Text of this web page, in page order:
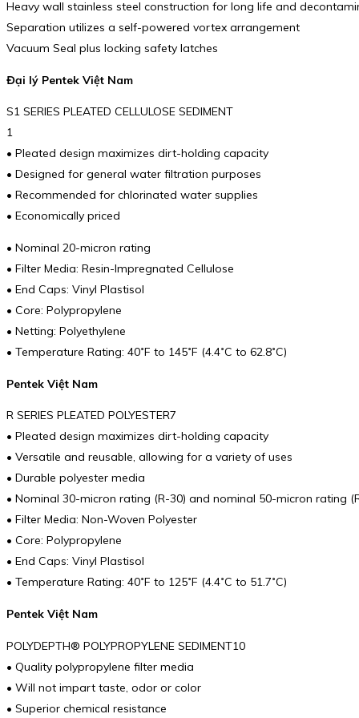
Heavy wall stainless steel construction for long life and
Separation utilizes a self-powered vortex arrangement
Vacuum Seal plus locking safety latches
Đại lý Pentek Việt Nam
S1 SERIES PLEATED CELLULOSE SEDIMENT
1
• Pleated design maximizes dirt-holding capacity
• Designed for general water filtration purposes
• Recommended for chlorinated water supplies
• Economically priced
• Nominal 20-micron rating
• Filter Media: Resin-Impregnated Cellulose
• End Caps: Vinyl Plastisol
• Core: Polypropylene
• Netting: Polyethylene
• Temperature Rating: 40˚F to 145˚F (4.4˚C to 62.8˚C)
Pentek Việt Nam
R SERIES PLEATED POLYESTER7
• Pleated design maximizes dirt-holding capacity
• Versatile and reusable, allowing for a variety of uses
• Durable polyester media
• Nominal 30-micron rating (R-30) and nominal 50-micron rating
• Filter Media: Non-Woven Polyester
• Core: Polypropylene
• End Caps: Vinyl Plastisol
• Temperature Rating: 40˚F to 125˚F (4.4˚C to 51.7˚C)
Pentek Việt Nam
POLYDEPTH® POLYPROPYLENE SEDIMENT10
• Quality polypropylene filter media
• Will not impart taste, odor or color
• Superior chemical resistance